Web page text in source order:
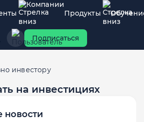
Компании
Продукты
Подписаться
инвестору
на инвестициях
новости